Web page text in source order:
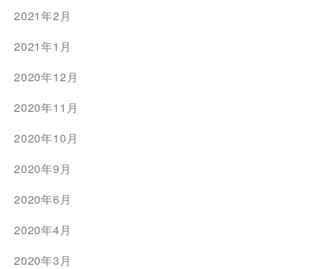
2021年2月
2021年1月
2020年12月
2020年11月
2020年10月
2020年9月
2020年6月
2020年4月
2020年3月